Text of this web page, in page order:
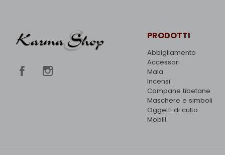
PRODOTTI
Abbigliamento
Accessori
Mala
Incensi
Campane tibetane
Maschere e simboli
Oggetti di culto
Mobili